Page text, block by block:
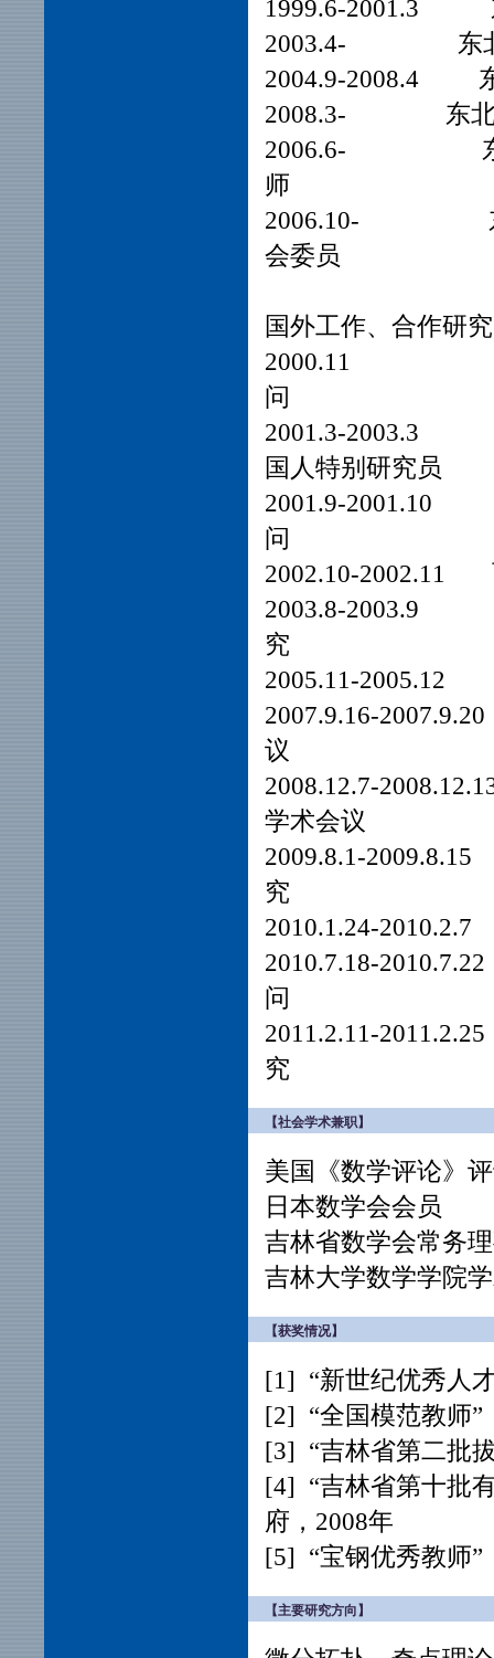
1999.6-
2003.4- 东北
2004.9-2008.4
2008.3- 东北师
2006.6-
师
2006.10- 东北
会委员
国外工作、合作研
2000.11
问
2001.3-2003.3 日
国人特别研究员
2001.9-2001.10
问
2002.10-
2003.8-
究
2005.11-
2007.9.16-
议
2008.12.7-
学术会议
2009.8.1-
究
2010.1.24-
2010.7.18-
问
2011.2.11-
究
【社会学术兼职】
美国《数学评论》
日本数学会会员
吉林省数学会常务
吉林大学数学学院
【获奖情况】
[1] “新世纪优秀人
[2] “全国模范教师”
[3] “吉林省第二批
[4] “吉林省第十批
府，2008年
[5] “宝钢优秀教师”
【主要研究方向】